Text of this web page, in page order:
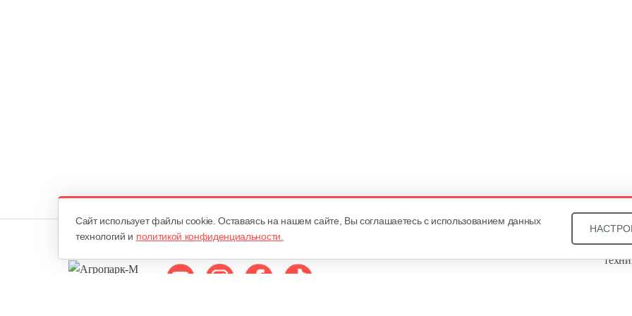
Cайт использует файлы cookie. Оставаясь на нашем сайте, Вы соглашаетесь с использованием данных
технологий и политикой конфиденциальности.